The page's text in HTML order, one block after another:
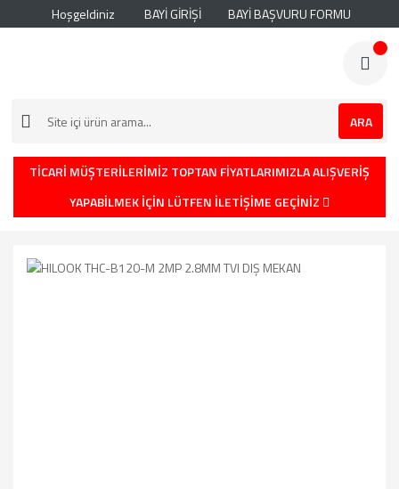
Hoşgeldiniz BAYİ GİRİŞİ BAYİ BAŞVURU FORMU
ARA
TİCARİ MÜŞTERİLERİMİZ TOPTAN FİYATLARIMIZLA ALIŞVERİŞ
YAPABİLMEK İÇİN LÜTFEN İLETİŞİME GEÇİNİZ